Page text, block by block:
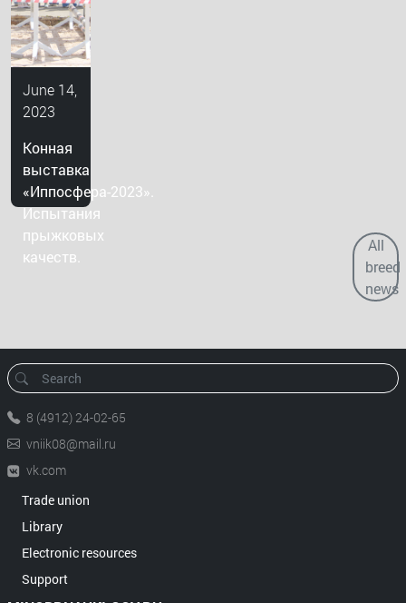
June 14,
2023
Конная
выставка
«Иппосфера-2023».
Испытания
прыжковых
качеств.
All
breed
news
8 (4912) 24-02-65
vniik08@mail.ru
vk.com
Trade union
Library
Electronic resources
Support